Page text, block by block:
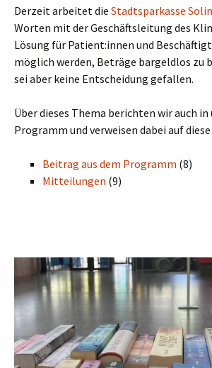
Derzeit arbeitet die Stadtsparkasse
Worten mit der Geschäftsleitung des
Lösung für Patient:innen und
möglich werden, Beträge bargeldlos zu
sei aber keine Entscheidung gefallen.
Über dieses Thema berichten wir auch in
Programm und verweisen dabei auf diese
Beitrag aus dem Programm (8)
Mitteilungen (9)